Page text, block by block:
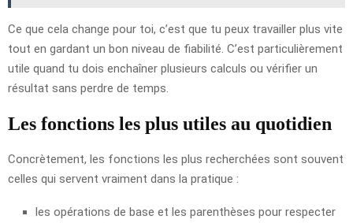
Ce que cela change pour toi, c’est que tu peux travailler plus vite
tout en gardant un bon niveau de fiabilité. C’est particulièrement
utile quand tu dois enchaîner plusieurs calculs ou vérifier un
résultat sans perdre de temps.
Les fonctions les plus utiles au quotidien
Concrètement, les fonctions les plus recherchées sont souvent
celles qui servent vraiment dans la pratique :
les opérations de base et les parenthèses pour respecter